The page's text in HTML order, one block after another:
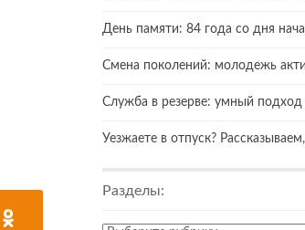
День памяти: 84 года со дня
Смена поколений: молодежь
Служба в резерве: умный
Уезжаете в отпуск?
Разделы: